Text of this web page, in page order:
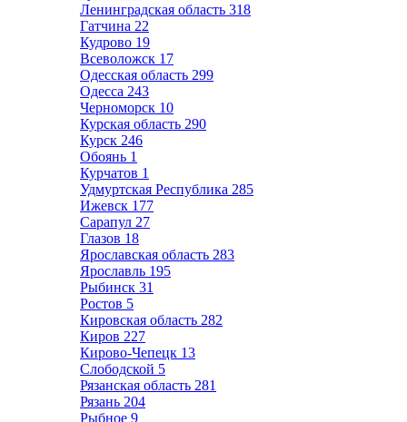
Ленинградская область 318
Гатчина 22
Кудрово 19
Всеволожск 17
Одесская область 299
Одесса 243
Черноморск 10
Курская область 290
Курск 246
Обоянь 1
Курчатов 1
Удмуртская Республика 285
Ижевск 177
Сарапул 27
Глазов 18
Ярославская область 283
Ярославль 195
Рыбинск 31
Ростов 5
Кировская область 282
Киров 227
Кирово-Чепецк 13
Слободской 5
Рязанская область 281
Рязань 204
Рыбное 9